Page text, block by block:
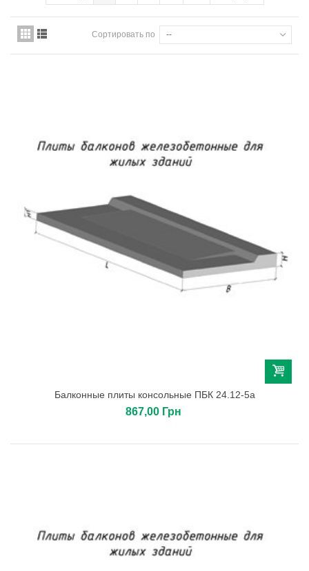
Сортировать по --
Балконные плиты консольные ПБК 24.12-5а
867,00 Грн